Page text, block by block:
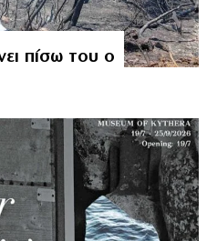
πίσω του ο